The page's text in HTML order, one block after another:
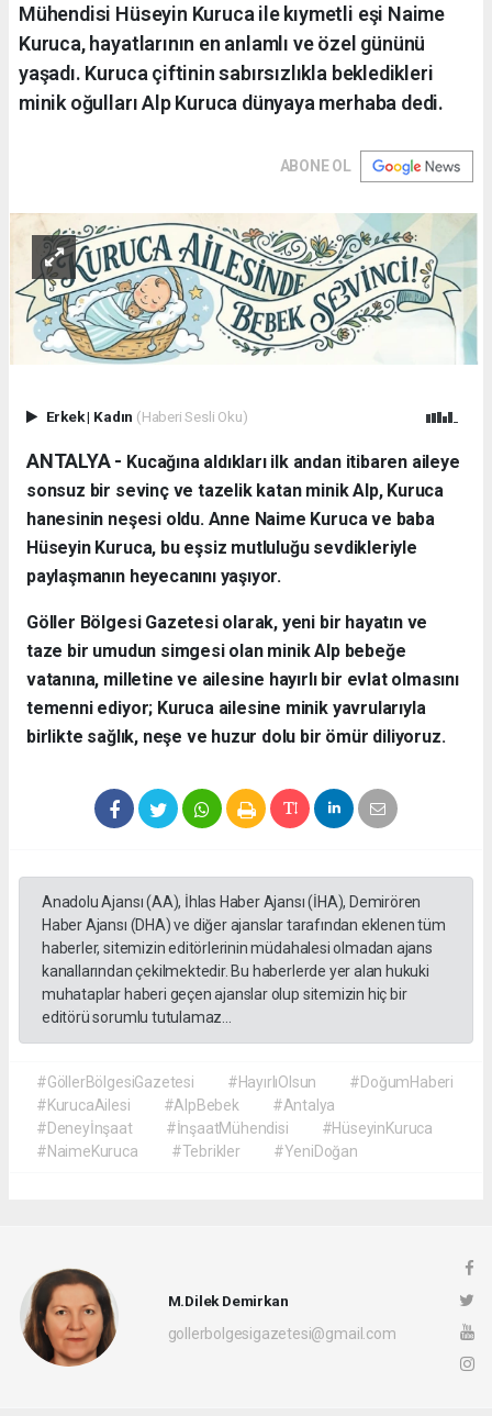
Mühendisi Hüseyin Kuruca ile kıymetli eşi Naime
Kuruca, hayatlarının en anlamlı ve özel gününü
yaşadı. Kuruca çiftinin sabırsızlıkla bekledikleri
minik oğulları Alp Kuruca dünyaya merhaba dedi.
ABONE OL
Erkek| Kadın (Haberi Sesli Oku)
ANTALYA - ​ Kucağına aldıkları ilk andan itibaren aileye
sonsuz bir sevinç ve tazelik katan minik Alp, Kuruca
hanesinin neşesi oldu. Anne Naime Kuruca ve baba
Hüseyin Kuruca, bu eşsiz mutluluğu sevdikleriyle
paylaşmanın heyecanını yaşıyor.
​Göller Bölgesi Gazetesi olarak, yeni bir hayatın ve
taze bir umudun simgesi olan minik Alp bebeğe
vatanına, milletine ve ailesine hayırlı bir evlat olmasını
temenni ediyor; Kuruca ailesine minik yavrularıyla
birlikte sağlık, neşe ve huzur dolu bir ömür diliyoruz.
Anadolu Ajansı (AA), İhlas Haber Ajansı (İHA), Demirören
Haber Ajansı (DHA) ve diğer ajanslar tarafından eklenen tüm
haberler, sitemizin editörlerinin müdahalesi olmadan ajans
kanallarından çekilmektedir. Bu haberlerde yer alan hukuki
muhataplar haberi geçen ajanslar olup sitemizin hiç bir
editörü sorumlu tutulamaz...
#GöllerBölgesiGazetesi #HayırlıOlsun
#DoğumHaberi
#KurucaAilesi
#AlpBebek
#Antalya
#Deneyİnşaat
#İnşaatMühendisi
#HüseyinKuruca
#NaimeKuruca
#Tebrikler #YeniDoğan
M.Dilek Demirkan
gollerbolgesigazetesi@gmail.com